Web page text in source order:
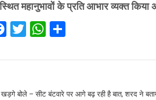
महानुभावों के प्रति आभार व्यक्त
F
ce
o
T
tt
W
at
A
ar
खड़गे बोले – सीट बंटवारे पर आगे बढ़ रही है बात, शरद ने